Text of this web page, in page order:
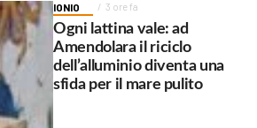
IONIO 3 ore fa
Ogni lattina vale: ad
Amendolara il riciclo
dell’alluminio diventa una
sfida per il mare pulito